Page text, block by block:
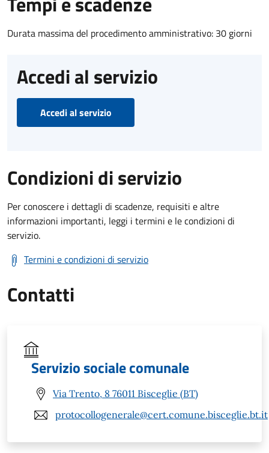
Durata massima del procedimento amministrativo: 30 giorni
Accedi al servizio
Accedi al servizio
Condizioni di servizio
Per conoscere i dettagli di scadenze, requisiti e altre
informazioni importanti, leggi i termini e le condizioni di
servizio.
Termini e condizioni di servizio
Contatti
Servizio sociale comunale
Via Trento, 8 76011 Bisceglie (BT)
protocollogenerale@cert.comune.bisceglie.bt.it